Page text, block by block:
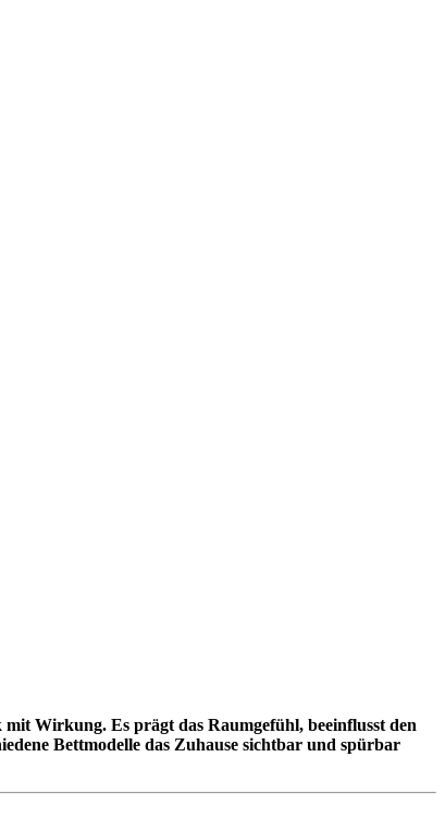
Wirkung. Es prägt das Raumgefühl, beeinflusst den
Bettmodelle das Zuhause sichtbar und spürbar